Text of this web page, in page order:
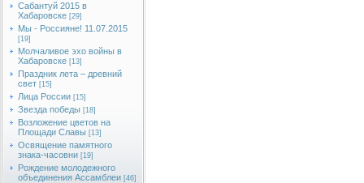
Сабантуй 2015 в
Хабаровске [29]
Мы - Россияне! 11.07.2015
[19]
Молчаливое эхо войны в
Хабаровске [13]
Праздник лета – древний
свет [15]
Лица России [15]
Звезда победы [18]
Возложение цветов на
Площади Славы [13]
Освящение памятного
знака-часовни [19]
Рождение молодежного
объединения Ассамблеи [46]